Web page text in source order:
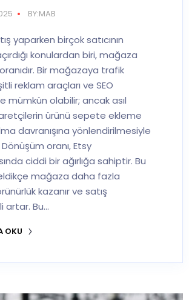
BY:MAB
yaparken birçok satıcının
konulardan biri, mağaza
Bir mağazaya trafik
reklam araçları ve SEO
mümkün olabilir; ancak asıl
ürünü sepete ekleme
davranışına yönlendirilmesiyle
oranı, Etsy
ciddi bir ağırlığa sahiptir. Bu
mağaza daha fazla
kazanır ve satış
artar. Bu…
OKU